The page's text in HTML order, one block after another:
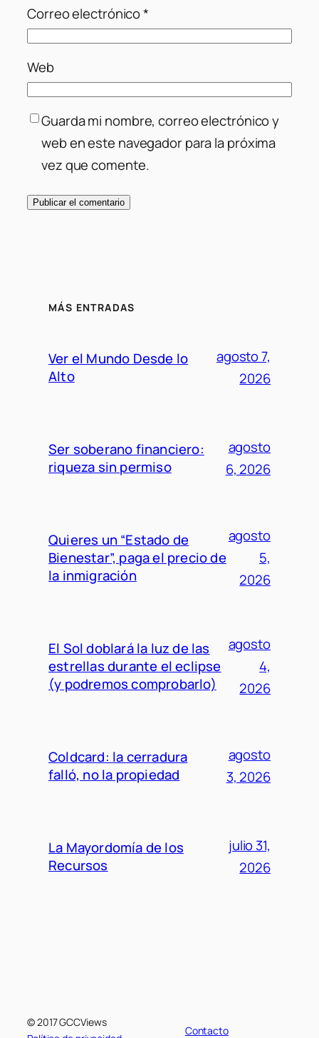
Correo electrónico*
Web
Guarda mi nombre, correo electrónico y
web en este navegador para la próxima
vez que comente.
MÁS ENTRADAS
Ver el Mundo Desde lo
Alto
agosto 7,
2026
Ser soberano financiero:
riqueza sin permiso
agosto
6, 2026
Quieres un “Estado de
Bienestar”, paga el precio de
la inmigración
agosto
5,
2026
El Sol doblará la luz de las
estrellas durante el eclipse
(y podremos comprobarlo)
agosto
4,
2026
Coldcard: la cerradura
falló, no la propiedad
agosto
3, 2026
La Mayordomía de los
Recursos
julio 31,
2026
© 2017 GCCViews
Contacto